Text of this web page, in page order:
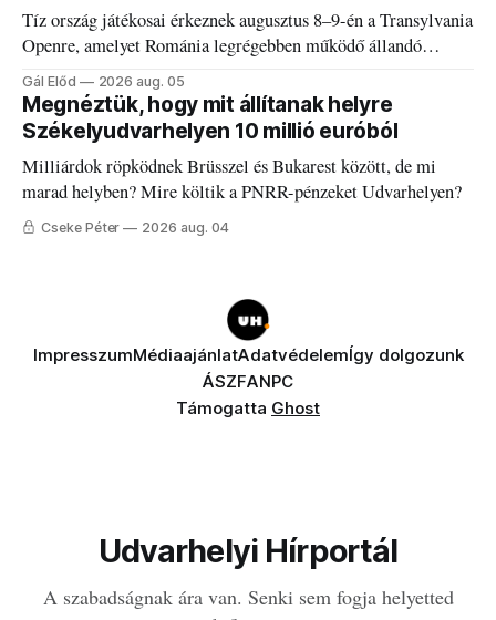
Tíz ország játékosai érkeznek augusztus 8–9-én a Transylvania
Openre, amelyet Románia legrégebben működő állandó
discgolfpályáján rendeznek meg.
Gál Előd 2026 aug. 05
Megnéztük, hogy mit állítanak helyre
Székelyudvarhelyen 10 millió euróból
Milliárdok röpködnek Brüsszel és Bukarest között, de mi
marad helyben? Mire költik a PNRR-pénzeket Udvarhelyen?
Cseke Péter 2026 aug. 04
ImpresszumMédiaajánlatAdatvédelemÍgy dolgozunk
ÁSZFANPC
Támogatta Ghost
Udvarhelyi Hírportál
A szabadságnak ára van. Senki sem fogja helyetted